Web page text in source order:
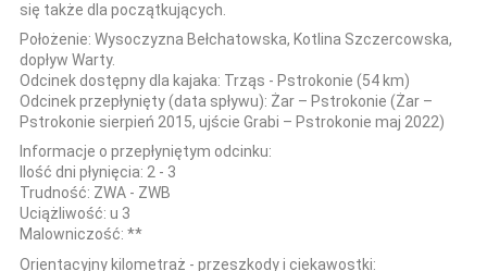
się także dla początkujących.
Położenie: Wysoczyzna Bełchatowska, Kotlina Szczercowska,
dopływ Warty.
Odcinek dostępny dla kajaka: Trząs - Pstrokonie (54 km)
Odcinek przepłynięty (data spływu): Żar – Pstrokonie (Żar –
Pstrokonie sierpień 2015, ujście Grabi – Pstrokonie maj 2022)
Informacje o przepłyniętym odcinku:
Ilość dni płynięcia: 2 - 3
Trudność: ZWA - ZWB
Uciążliwość: u 3
Malowniczość: **
Orientacyjny kilometraż - przeszkody i ciekawostki: